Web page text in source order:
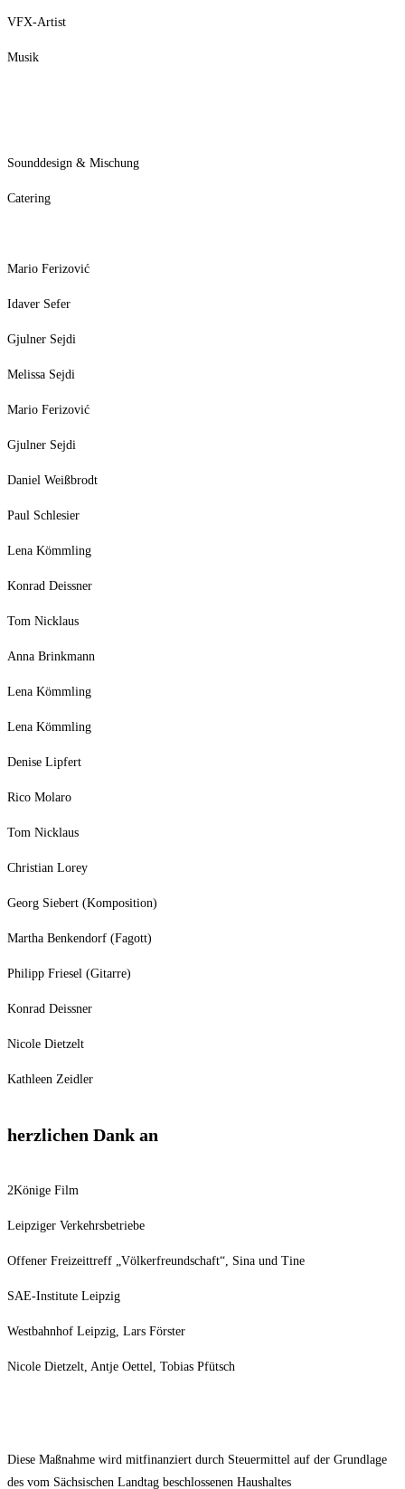
VFX-Artist
Musik
Sounddesign & Mischung
Catering
Mario Ferizović
Idaver Sefer
Gjulner Sejdi
Melissa Sejdi
Mario Ferizović
Gjulner Sejdi
Daniel Weißbrodt
Paul Schlesier
Lena Kömmling
Konrad Deissner
Tom Nicklaus
Anna Brinkmann
Lena Kömmling
Lena Kömmling
Denise Lipfert
Rico Molaro
Tom Nicklaus
Christian Lorey
Georg Siebert (Komposition)
Martha Benkendorf (Fagott)
Philipp Friesel (Gitarre)
Konrad Deissner
Nicole Dietzelt
Kathleen Zeidler
herzlichen Dank an
2Könige Film
Leipziger Verkehrsbetriebe
Offener Freizeittreff „Völkerfreundschaft“, Sina und Tine
SAE-Institute Leipzig
Westbahnhof Leipzig, Lars Förster
Nicole Dietzelt, Antje Oettel, Tobias Pfütsch
Diese Maßnahme wird mitfinanziert durch Steuermittel auf der Grundlage
des vom Sächsischen Landtag beschlossenen Haushaltes